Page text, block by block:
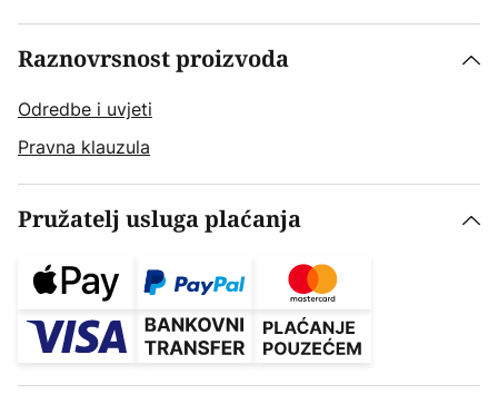
Raznovrsnost proizvoda
Odredbe i uvjeti
Pravna klauzula
Pružatelj usluga plaćanja